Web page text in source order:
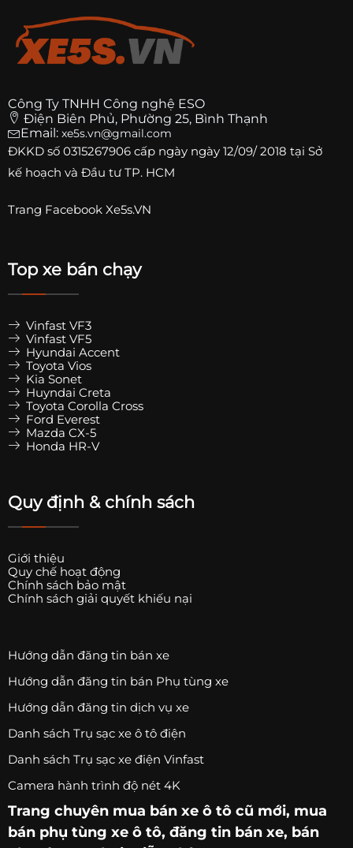
Công Ty TNHH Công nghệ ESO
Điện Biên Phủ, Phường 25, Bình Thạnh
Email: xe5s.vn@gmail.com
ĐKKD số 0315267906 cấp ngày ngày 12/09/ 2018 tại Sở
kế hoạch và Đầu tư TP. HCM
Trang Facebook Xe5s.VN
Top xe bán chạy
Vinfast VF3
Vinfast VF5
Hyundai Accent
Toyota Vios
Kia Sonet
Huyndai Creta
Toyota Corolla Cross
Ford Everest
Mazda CX-5
Honda HR-V
Quy định & chính sách
Giới thiệu
Quy chế hoạt động
Chính sách bảo mật
Chính sách giải quyết khiếu nại
Hướng dẫn đăng tin bán xe
Hướng dẫn đăng tin bán Phụ tùng xe
Hướng dẫn đăng tin dịch vụ xe
Danh sách Trụ sạc xe ô tô điện
Danh sách Trụ sạc xe điện Vinfast
Camera hành trình độ nét 4K
Trang chuyên mua bán xe ô tô cũ mới, mua
bán phụ tùng xe ô tô, đăng tin bán xe, bán